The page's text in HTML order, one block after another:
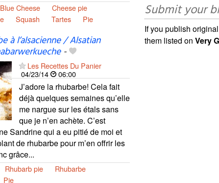
Blue Cheese
Cheese pie
Squash Tartes Pie
à l’alsacienne / Alsatian
-
Les Recettes Du Panier
04/23/14
06:00
J’adore la rhubarbe! Cela fait
déjà quelques semaines qu’elle
me nargue sur les étals sans
que je n’en achète. C’est
Sandrine qui a eu pitié de moi et
de rhubarbe pour m’en offrir les
grâce...
Rhubarb pie
Rhubarbe
Pie
Submit your
If you publish
them listed onVery